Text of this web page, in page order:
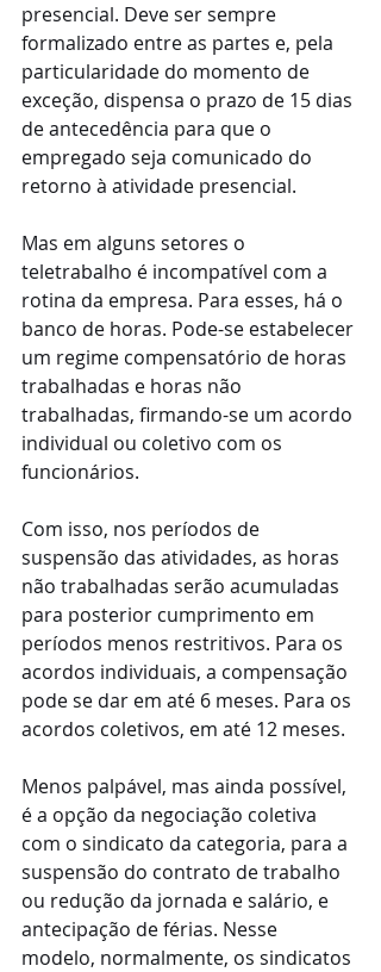
presencial. Deve ser sempre
formalizado entre as partes e, pela
particularidade do momento de
exceção, dispensa o prazo de 15 dias
de antecedência para que o
empregado seja comunicado do
retorno à atividade presencial.
Mas em alguns setores o
teletrabalho é incompatível com a
rotina da empresa. Para esses, há o
banco de horas. Pode-se estabelecer
um regime compensatório de horas
trabalhadas e horas não
trabalhadas, firmando-se um acordo
individual ou coletivo com os
funcionários.
Com isso, nos períodos de
suspensão das atividades, as horas
não trabalhadas serão acumuladas
para posterior cumprimento em
períodos menos restritivos. Para os
acordos individuais, a compensação
pode se dar em até 6 meses. Para os
acordos coletivos, em até 12 meses.
Menos palpável, mas ainda possível,
é a opção da negociação coletiva
com o sindicato da categoria, para a
suspensão do contrato de trabalho
ou redução da jornada e salário, e
antecipação de férias. Nesse
modelo, normalmente, os sindicatos